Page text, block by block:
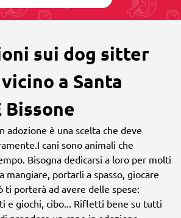
sui dog sitter
a Santa
Bissone
adozione è una scelta che deve
cani sono animali che
Bisogna dedicarsi a loro per molti
mangiare, portarli a spasso, giocare
ti porterà ad avere delle spese:
e giochi, cibo... Rifletti bene su tutti